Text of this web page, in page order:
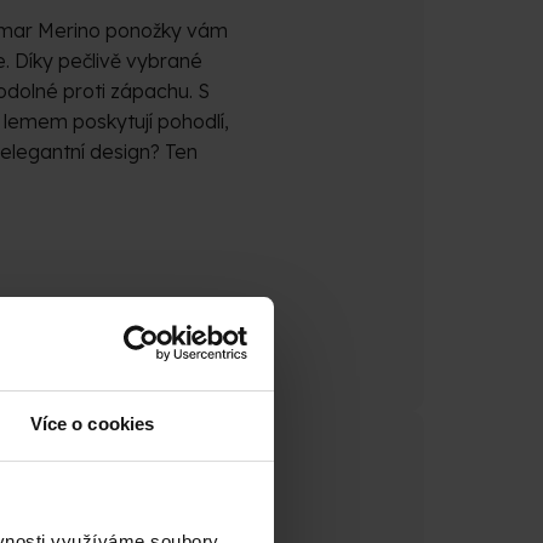
Více o cookies
Merino ponožky vám
Díky pečlivě vybrané
proti zápachu. S
poskytují pohodlí,
design? Ten